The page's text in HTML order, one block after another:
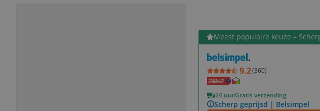
Meest populaire keuze –
9.2(360)
24 uurGratis verzending
Scherp geprijsd | Belsimpel
Bekijk product